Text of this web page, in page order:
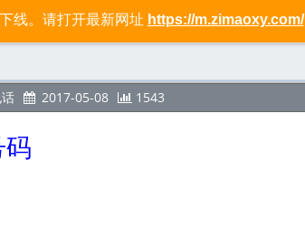
线。请打开最新网址 https://m.zimaoxy.com/
2017-05-08 1543